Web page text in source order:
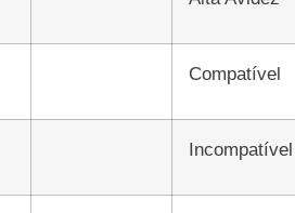
Compatível
Incompatível